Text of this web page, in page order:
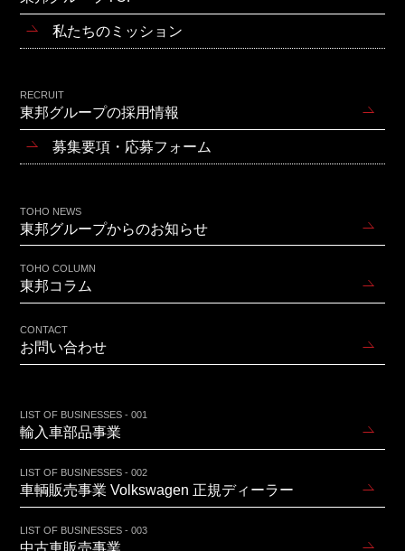
私たちのミッション
RECRUIT
東邦グループの採用情報
募集要項・応募フォーム
TOHO NEWS
東邦グループからのお知らせ
TOHO COLUMN
東邦コラム
CONTACT
お問い合わせ
LIST OF BUSINESSES - 001
輸入車部品事業
LIST OF BUSINESSES - 002
車輌販売事業 Volkswagen 正規ディーラー
LIST OF BUSINESSES - 003
中古車販売事業